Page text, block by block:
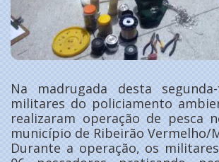
Na madrugada desta
militares do policiamento
realizaram operação de pesca
município de Ribeirão Vermelho/
Durante a operação, os